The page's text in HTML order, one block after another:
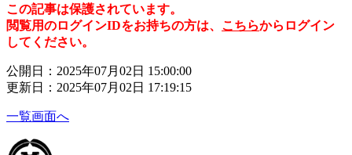
この記事は保護されています。
閲覧用のログインIDをお持ちの方は、 こちらからログイン
してください。
公開日：2025年07月02日 15:00:00
更新日：2025年07月02日 17:19:15
一覧画面へ